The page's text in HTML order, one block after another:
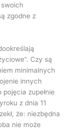
zgodne z
Czy są
minimalnych
innych
zupełnie
z dnia 11
że: niezbędna
nie może